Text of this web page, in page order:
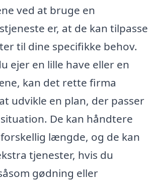
ved at bruge en
er, at de kan tilpasse
til dine specifikke behov.
ejer en lille have eller en
kan det rette firma
udvikle en plan, der passer
De kan håndtere
længde, og de kan
tjenester, hvis du
gødning eller